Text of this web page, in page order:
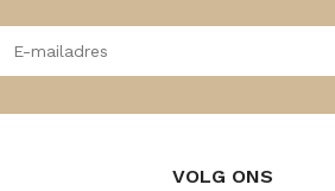
VOLG ONS